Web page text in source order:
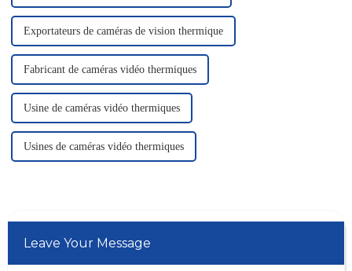
Exportateurs de caméras de vision thermique
Fabricant de caméras vidéo thermiques
Usine de caméras vidéo thermiques
Usines de caméras vidéo thermiques
Leave Your Message